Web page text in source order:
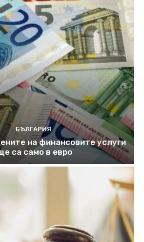
БЪЛГАРИЯ
на финансовите услуги
са само в евро